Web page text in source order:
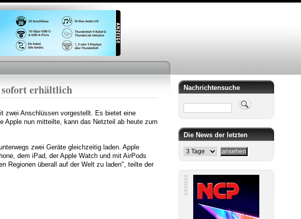
sofort erhältlich
zwei Anschlüssen vorgestellt. Es bietet eine
Apple nun mitteilte, kann das Netzteil ab heute zum
zwei Geräte gleichzeitig laden. Apple
dem iPad, der Apple Watch und mit AirPods
Regionen überall auf der Welt zu laden", teilte der
Nachrichtensuche
Suche
Die News der letzten